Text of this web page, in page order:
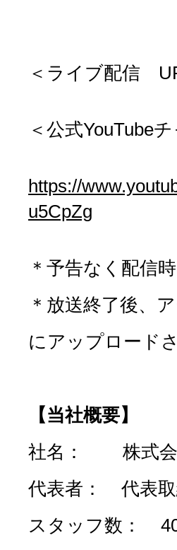
＜ライブ配信
＜公式YouTube
https://
u5CpZg
＊予告なく配信
＊放送終了後、
にアップロード
【当社概要】
社名： 株式会
代表者： 代表取
スタッフ数：